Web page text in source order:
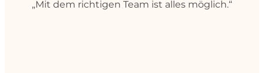
„Mit dem richtigen Team ist alles möglich.“